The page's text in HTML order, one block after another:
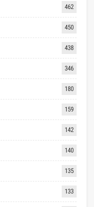
462
450
438
346
180
159
142
140
135
133